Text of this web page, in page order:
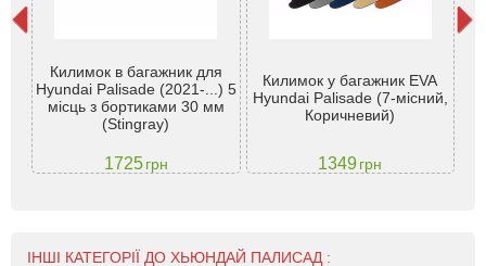
Килимок в багажник для
Hyundai Palisade (2021-...) 5
місць з бортиками 30 мм
(Stingray)
1725 грн
Килимок у багажник EVA
Hyundai Palisade (7-місний,
Коричневий)
1349грн
ІНШІ КАТЕГОРІЇ ДО ХЬЮНДАЙ ПАЛИСАД :